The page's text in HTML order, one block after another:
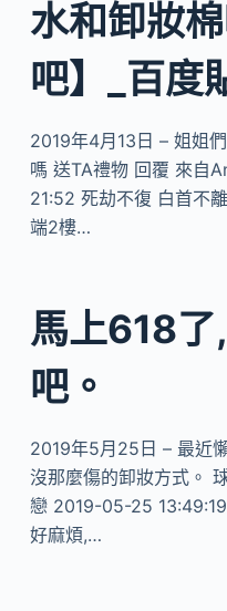
水和卸妝
吧】_百度
2019年4月13日 – 姐姐
嗎 送TA禮物 回覆 來自
21:52 死劫不復 白首不
端2樓…
馬上618
吧。
2019年5月25日 – 最近
沒那麼傷的卸妝方式。
戀 2019-05-25
好麻煩,…